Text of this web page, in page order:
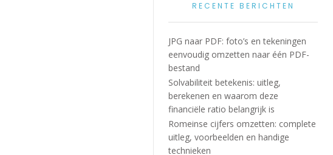
RECENTE BERICHTEN
JPG naar PDF: foto’s en tekeningen
eenvoudig omzetten naar één PDF-
bestand
Solvabiliteit betekenis: uitleg,
berekenen en waarom deze
financiële ratio belangrijk is
Romeinse cijfers omzetten: complete
uitleg, voorbeelden en handige
technieken